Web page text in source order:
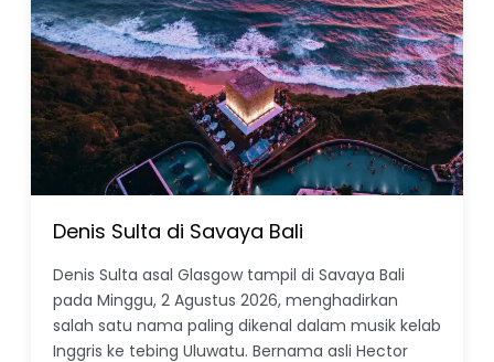
Denis Sulta di Savaya Bali
Denis Sulta asal Glasgow tampil di Savaya Bali
pada Minggu, 2 Agustus 2026, menghadirkan
salah satu nama paling dikenal dalam musik kelab
Inggris ke tebing Uluwatu. Bernama asli Hector